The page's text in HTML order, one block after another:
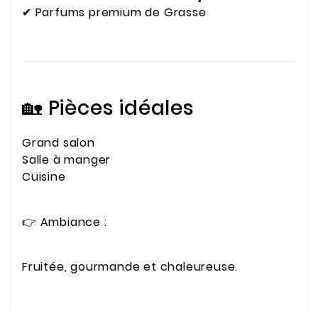
✔ Parfums premium de Grasse
🏡 Pièces idéales
Grand salon
Salle à manger
Cuisine
👉 Ambiance :
Fruitée, gourmande et chaleureuse.